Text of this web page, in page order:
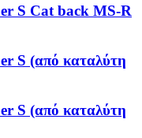
S Cat back MS-R
S (από καταλύτη
S (από καταλύτη